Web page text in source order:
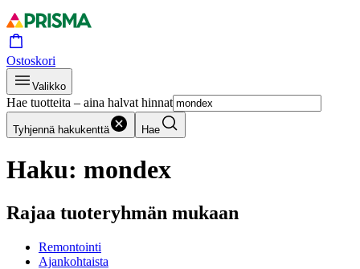
Ostoskori
Valikko
Hae tuotteita – aina halvat hinnat
Tyhjennä hakukenttä Hae
Haku: mondex
Rajaa tuoteryhmän mukaan
Remontointi
Ajankohtaista